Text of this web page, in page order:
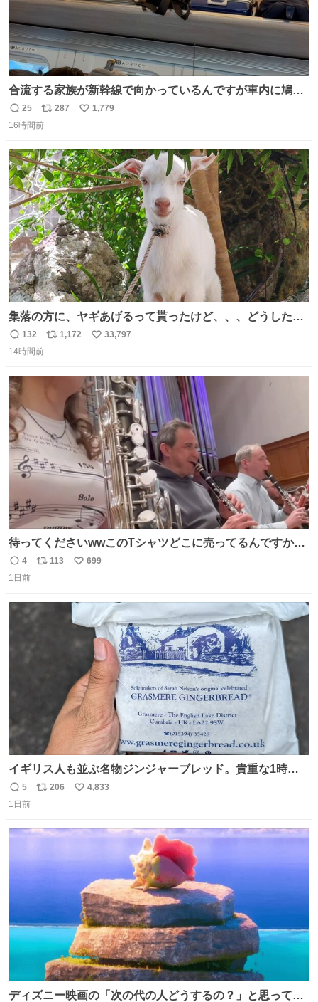
合流する家族が新幹線で向かっているんですが車内に鳩が
乗車してしまったようで 捕獲の為那須塩原で10分停止した
ようで🤣無事降車👏しかし乗り継ぎが間に合わなくなって
返
信
25
リ
ポ
ト
数
287
い
数
1,779
16時間前
集落の方に、ヤギあげるって貰ったけど、、、どうしたら
ええんかわからん。 とりあえず軒先に繋いでるけど人慣れ
してないから、スマホの通知音でビクッてなってはる。
返
信
132
リ
ト
数
1,172
い
数
33,797
14時間前
待ってくださいwwこのTシャツどこに売ってるんですか
www
返
信
4
リ
113
い
699
1日前
イギリス人も並ぶ名物ジンジャーブレッド。貴重な1時間
の自由時間のうち20分並んだ価値があるぐらい美味しかっ
たです。
返
信
5
リ
ト
206
い
数
4,833
1日前
ディズニー映画の「次の代の人どうするの？」と思ってし